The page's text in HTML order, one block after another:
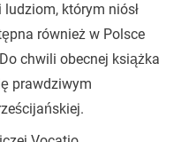
którym niósł
również w Polsce
chwili obecnej książka
prawdziwym